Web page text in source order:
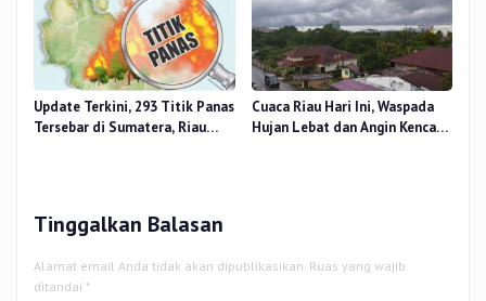
Update Terkini, 293 Titik Panas
Tersebar di Sumatera, Riau
Cuaca Riau Hari Ini, Waspada
Hujan Lebat dan Angin Kencang
Tinggalkan Balasan
Alamat email Anda tidak akan dipublikasikan. Ruas yang wajib
ditandai *